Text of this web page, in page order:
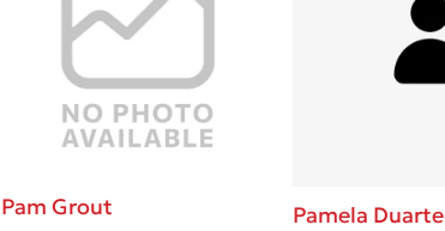
Pam Grout Pamela Duarte